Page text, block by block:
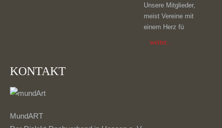
Unsere Mitglieder,
meist Vereine mit
einem Herz fü
weiter...
KONTAKT
MundART